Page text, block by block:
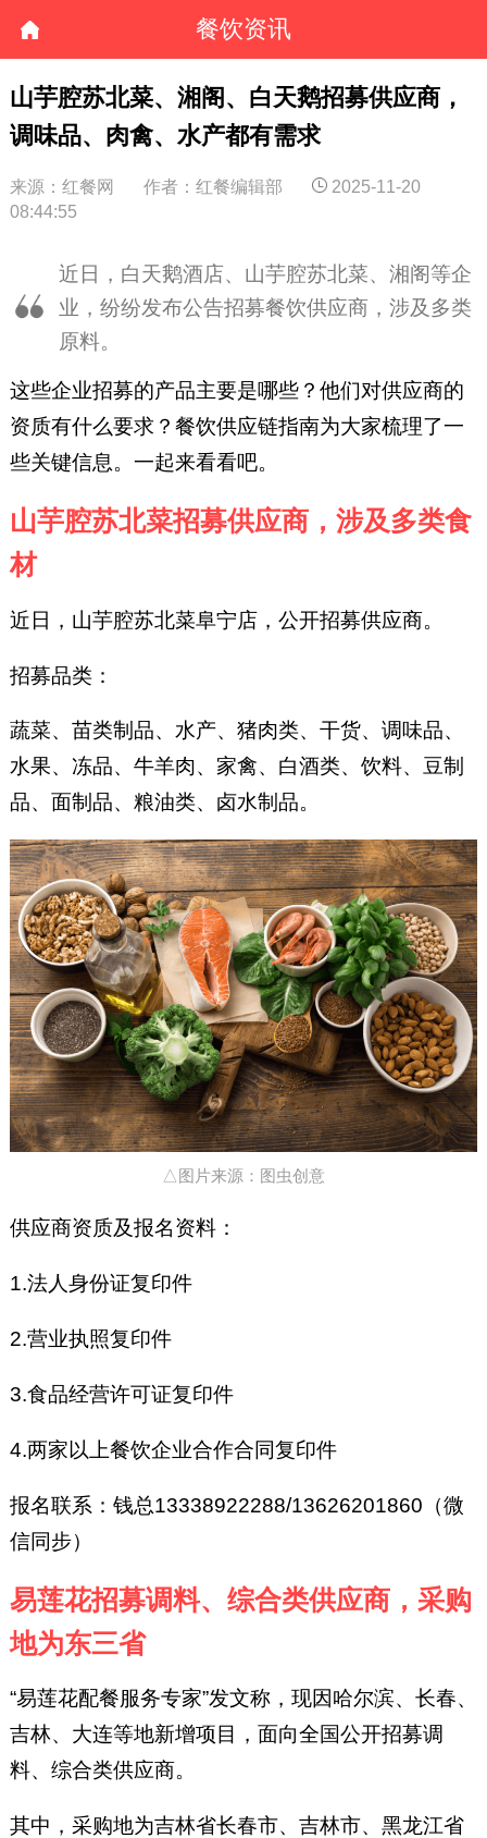
餐饮资讯
山芋腔苏北菜、湘阁、白天鹅招募供应商，
调味品、肉禽、水产都有需求
来源：红餐网 作者：红餐编辑部
2025-11-20
08:44:55
近日，白天鹅酒店、山芋腔苏北菜、湘阁等企
业，纷纷发布公告招募餐饮供应商，涉及多类
原料。
这些企业招募的产品主要是哪些？他们对供应商的
资质有什么要求？餐饮供应链指南为大家梳理了一
些关键信息。一起来看看吧。
山芋腔苏北菜招募供应商，涉及多类食
材
近日，山芋腔苏北菜阜宁店，公开招募供应商。
招募品类：
蔬菜、苗类制品、水产、猪肉类、干货、调味品、
水果、冻品、牛羊肉、家禽、白酒类、饮料、豆制
品、面制品、粮油类、卤水制品。
△图片来源：图虫创意
供应商资质及报名资料：
1.法人身份证复印件
2.营业执照复印件
3.食品经营许可证复印件
4.两家以上餐饮企业合作合同复印件
报名联系：钱总13338922288/13626201860（微
信同步）
易莲花招募调料、综合类供应商，采购
地为东三省
“易莲花配餐服务专家”发文称，现因哈尔滨、长春、
吉林、大连等地新增项目，面向全国公开招募调
料、综合类供应商。
其中，采购地为吉林省长春市、吉林市、黑龙江省